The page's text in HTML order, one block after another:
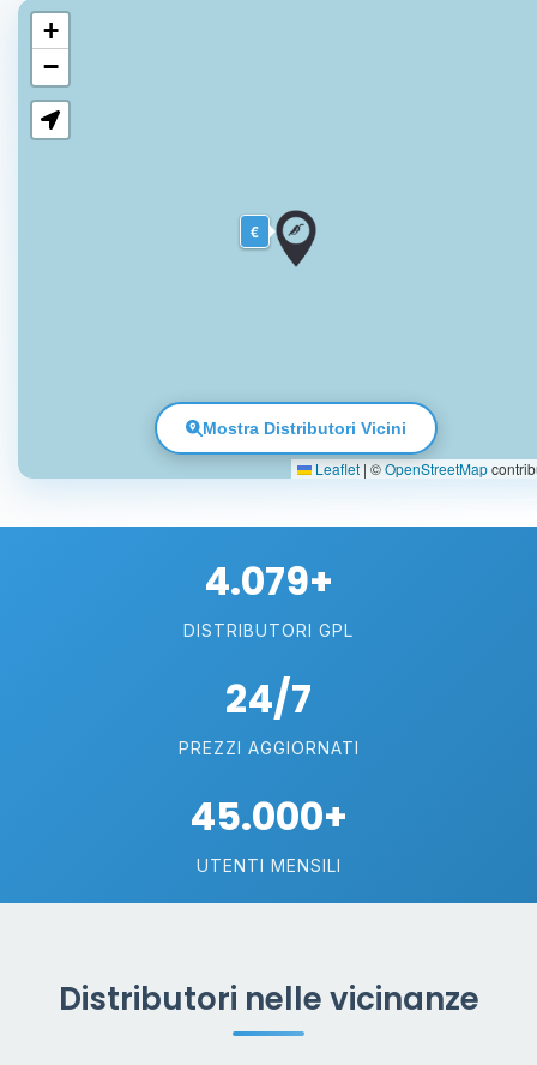
€
+
−
Leaflet | ©OpenStreetMap
Mostra Distributori Vicini
4.079+
DISTRIBUTORI GPL
24/7
PREZZI AGGIORNATI
45.000+
UTENTI MENSILI
Distributori nelle vicinanze